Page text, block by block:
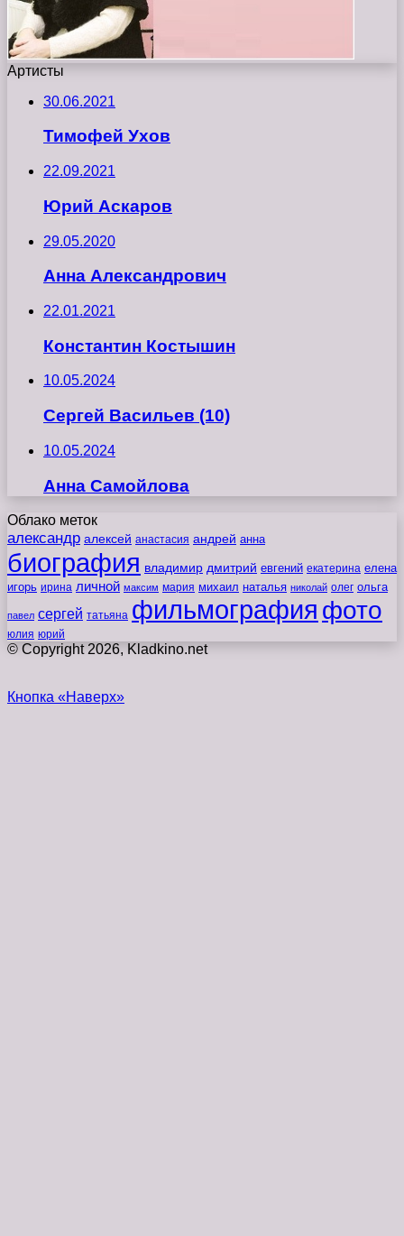
Артисты
30.06.2021
Тимофей Ухов
22.09.2021
Юрий Аскаров
29.05.2020
Анна Александрович
22.01.2021
Константин Костышин
10.05.2024
Сергей Васильев (10)
10.05.2024
Анна Самойлова
Облако меток
александр алексей анастасия андрей анна
биография владимир дмитрий евгений екатерина елена
игорь ирина личной максим мария михаил наталья николай олег ольга
павел сергей татьяна фильмография фото
юлия юрий
© Copyright 2026, Kladkino.net
Кнопка «Наверх»